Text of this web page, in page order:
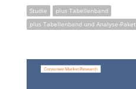
Studie
plus Tabellenband
plus Tabellenband und Analyse-Paket